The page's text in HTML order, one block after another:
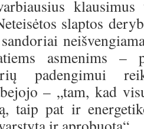
slaptos
asmenims
padengimui
– „tam, kad
taip pat ir